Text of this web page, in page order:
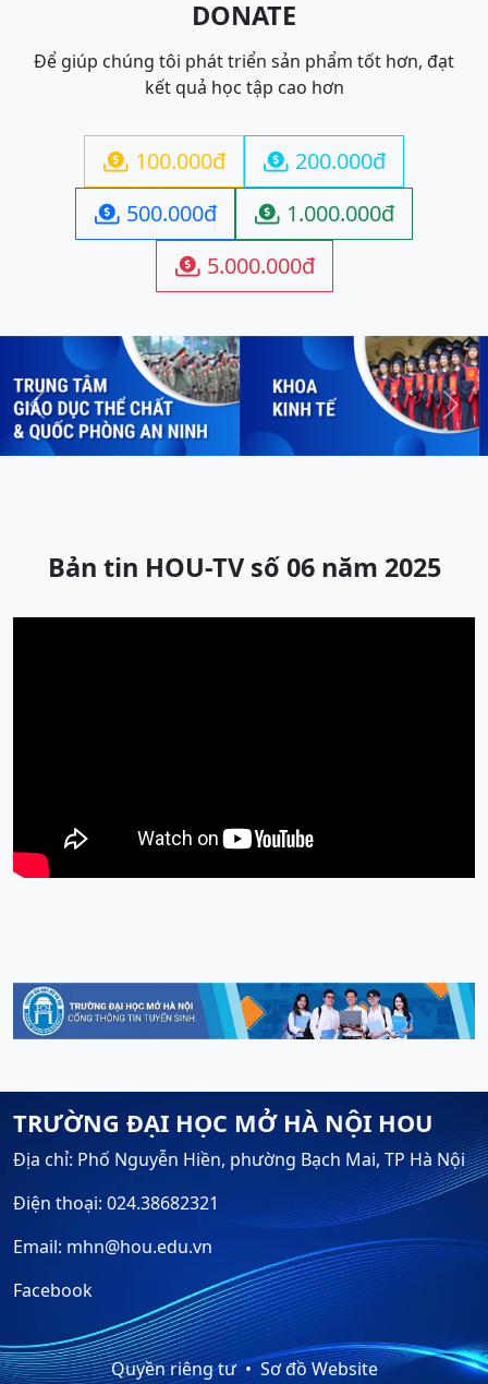
DONATE
Để giúp chúng tôi phát triển sản phẩm tốt hơn, đạt
kết quả học tập cao hơn
 100.000đ  200.000đ
 500.000đ  1.000.000đ
 5.000.000đ
Previous Next
Bản tin HOU-TV số 06 năm 2025
TRƯỜNG ĐẠI HỌC MỞ HÀ NỘI HOU
Địa chỉ: Phố Nguyễn Hiền, phường Bạch Mai, TP Hà Nội
Điện thoại: 024.38682321
Email: mhn@hou.edu.vn
Facebook
Quyền riêng tư Sơ đồ Website